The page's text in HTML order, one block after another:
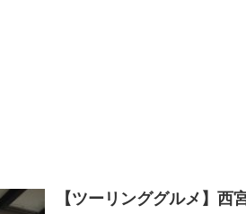
【ツーリンググルメ】西